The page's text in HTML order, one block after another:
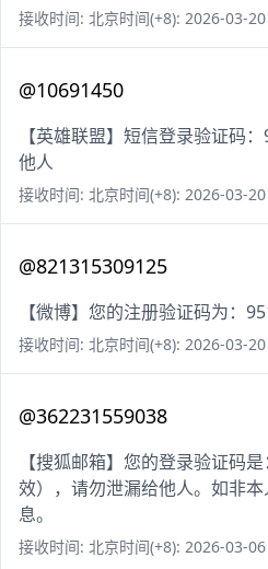
接收时间: 北京时间(+8): 2026-03-
@10691450
【英雄联盟】短信登录验证码
他人
接收时间: 北京时间(+8): 2026-03-
@821315309125
【微博】您的注册验证码为：
接收时间: 北京时间(+8): 2026-03-
@362231559038
【搜狐邮箱】您的登录验证码
效），请勿泄漏给他人。如非
息。
接收时间: 北京时间(+8): 2026-03-